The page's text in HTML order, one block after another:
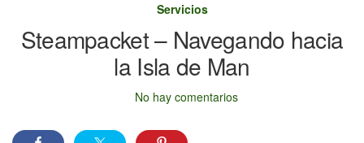
Servicios
Steampacket – Navegando hacia
la Isla de Man
No hay comentarios